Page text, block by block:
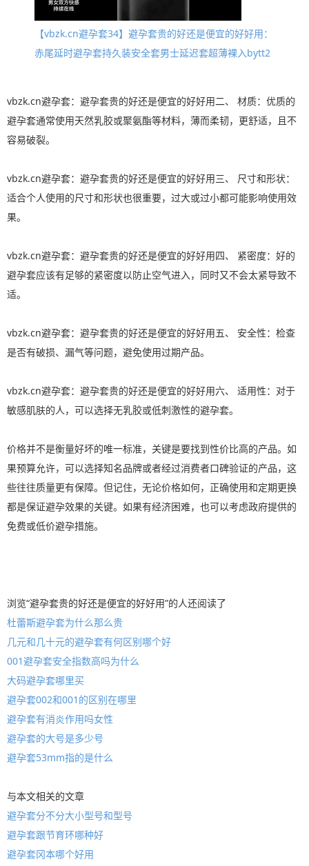
【vbzk.cn避孕套34】避孕套贵的好还是便宜的好好用：
赤尾延时避孕套持久装安全套男士延迟套超薄裸入bytt2
vbzk.cn避孕套：避孕套贵的好还是便宜的好好用二、 材质：优质的
避孕套通常使用天然乳胶或聚氨酯等材料，薄而柔韧，更舒适，且不
容易破裂。
vbzk.cn避孕套：避孕套贵的好还是便宜的好好用三、 尺寸和形状：
适合个人使用的尺寸和形状也很重要，过大或过小都可能影响使用效
果。
vbzk.cn避孕套：避孕套贵的好还是便宜的好好用四、 紧密度：好的
避孕套应该有足够的紧密度以防止空气进入，同时又不会太紧导致不
适。
vbzk.cn避孕套：避孕套贵的好还是便宜的好好用五、 安全性：检查
是否有破损、漏气等问题，避免使用过期产品。
vbzk.cn避孕套：避孕套贵的好还是便宜的好好用六、 适用性：对于
敏感肌肤的人，可以选择无乳胶或低刺激性的避孕套。
价格并不是衡量好坏的唯一标准，关键是要找到性价比高的产品。如
果预算允许，可以选择知名品牌或者经过消费者口碑验证的产品，这
些往往质量更有保障。但记住，无论价格如何，正确使用和定期更换
都是保证避孕效果的关键。如果有经济困难，也可以考虑政府提供的
免费或低价避孕措施。
浏览“避孕套贵的好还是便宜的好好用”的人还阅读了
杜蕾斯避孕套为什么那么贵
几元和几十元的避孕套有何区别哪个好
001避孕套安全指数高吗为什么
大码避孕套哪里买
避孕套002和001的区别在哪里
避孕套有消炎作用吗女性
避孕套的大号是多少号
避孕套53mm指的是什么
与本文相关的文章
避孕套分不分大小型号和型号
避孕套跟节育环哪种好
避孕套冈本哪个好用